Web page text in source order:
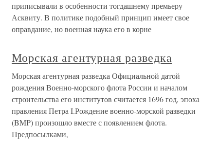
приписывали в особенности тогдашнему премьеру
Асквиту. В политике подобный принцип имеет свое
оправдание, но военная наука его в корне
Морская агентурная разведка
Морская агентурная разведка Официальной датой
рождения Военно-морского флота России и началом
строительства его институтов считается 1696 год, эпоха
правления Петра I.Рождение военно-морской разведки
(BMP) произошло вместе с появлением флота.
Предпосылками,